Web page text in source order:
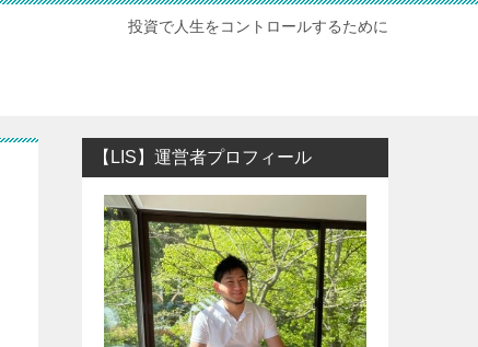
投資で人生をコントロールするために
【LIS】運営者プロフィール